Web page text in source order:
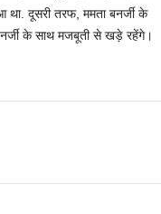
था. दूसरी तरफ, ममता बनर्जी के
के साथ मजबूती से खड़े रहेंगे।